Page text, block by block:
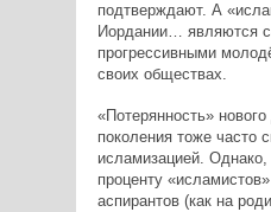
подтверждают. А
Иордании… являются
прогрессивными
своих обществах.
«Потерянность» нового
поколения тоже часто
исламизацией.
проценту
аспирантов (как на